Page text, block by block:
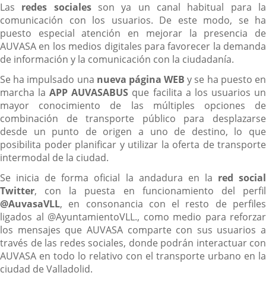
Las redes socialesson ya un canal habitual para la
comunicación con los usuarios. De este modo, se ha
puesto especial atención en mejorar la presencia de
AUVASA en los medios digitales para favorecer la demanda
de información y la comunicación con la ciudadanía.
Se ha impulsado una nueva página WEB y se ha puesto en
marcha laAPP AUVASABUS que facilita a los usuarios un
mayor conocimiento de las múltiples opciones de
combinación de transporte público para desplazarse
desde un punto de origen a uno de destino, lo que
posibilita poder planificar y utilizar la oferta de transporte
intermodal de la ciudad.
Se inicia de forma oficial la andadura en la red social
Twitter, con la puesta en funcionamiento del perfil
@AuvasaVLL, en consonancia con el resto de perfiles
ligados al @AyuntamientoVLL., como medio para reforzar
los mensajes que AUVASA comparte con sus usuarios a
través de las redes sociales, donde podrán interactuar con
AUVASA en todo lo relativo con el transporte urbano en la
ciudad de Valladolid.